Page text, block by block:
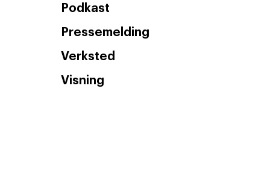
Podkast
Pressemelding
Verksted
Visning